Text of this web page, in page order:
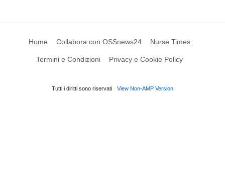
Home Collabora con OSSnews24 Nurse Times
Termini e Condizioni Privacy e Cookie Policy
Tutti i diritti sono riservati View Non-AMP Version